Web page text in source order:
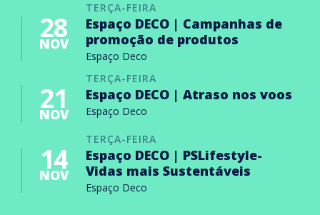
TERÇA-FEIRA
28
NOV
Espaço DECO | Campanhas de
promoção de produtos
Espaço Deco
TERÇA-FEIRA
21
NOV
Espaço DECO | Atraso nos voos
Espaço Deco
TERÇA-FEIRA
14
NOV
Espaço DECO | PSLifestyle-
Vidas mais Sustentáveis
Espaço Deco